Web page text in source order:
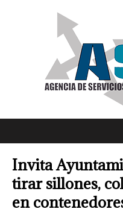
Invita
tirar sillones,
en